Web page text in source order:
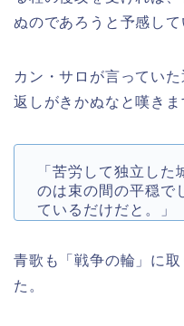
ぬのであろうと予感して
カン・サロが言ってい
返しがきかぬなと嘆きま
「苦労して独立し
のは束の間の平穏で
ているだけだと。」
青歌も「戦争の輪」に
た。